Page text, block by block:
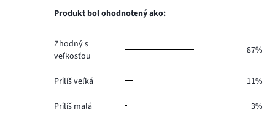
0.
hlasov
Produkt bol ohodnotený ako:
Zhodný s
veľkosťou
87%
Príliš veľká 11%
Príliš malá 3%